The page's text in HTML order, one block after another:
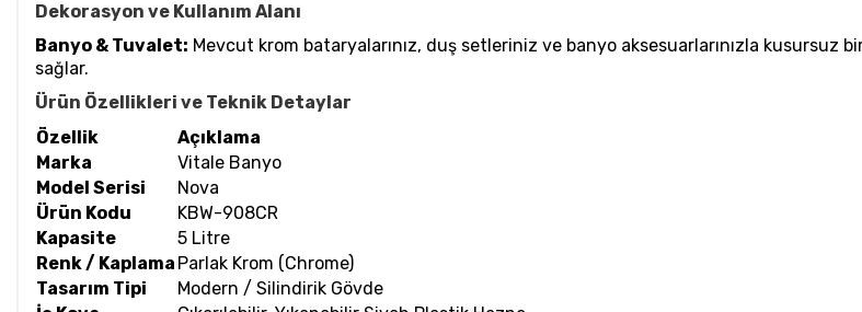
Dekorasyon ve Kullanım Alanı
Banyo & Tuvalet: Mevcut krom bataryalarınız, duş setleriniz ve banyo aksesuarlarınızla
sağlar.
Ürün Özellikleri ve Teknik Detaylar
Özellik
Açıklama
Marka
Vitale Banyo
Model Serisi
Nova
Ürün Kodu
KBW-908CR
Kapasite
5 Litre
Renk / Kaplama Parlak Krom (Chrome)
Tasarım Tipi
Modern / Silindirik Gövde